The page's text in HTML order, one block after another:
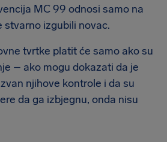
MC 99 odnosi samo na
stvarno izgubili novac.
tvrtke platit će samo ako su
– ako mogu dokazati da je
njihove kontrole i da su
da ga izbjegnu, onda nisu